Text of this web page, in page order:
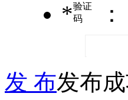
*验证
码
：
发 布发布